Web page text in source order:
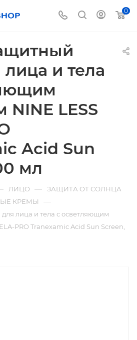
0
и тела
LESS
Acid Sun
мл
ЛИЦО — ЗАЩИТА ОТ СОЛНЦА
КРЕМЫ —
лица и тела с осветляющим
PRO Tranexamic Acid Sun Screen,